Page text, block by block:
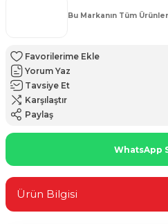
Bu Markanın Tüm
Yorum Yaz
Tavsiye Et
Karşılaştır
Paylaş
WhatsApp
Ürün Bilgisi